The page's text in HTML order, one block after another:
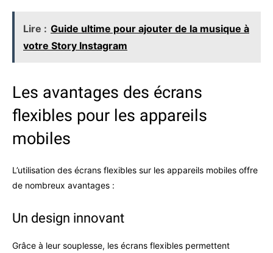
Lire : Guide ultime pour ajouter de la musique à
votre Story Instagram
Les avantages des écrans
flexibles pour les appareils
mobiles
L’utilisation des écrans flexibles sur les appareils mobiles offre
de nombreux avantages :
Un design innovant
Grâce à leur souplesse, les écrans flexibles permettent